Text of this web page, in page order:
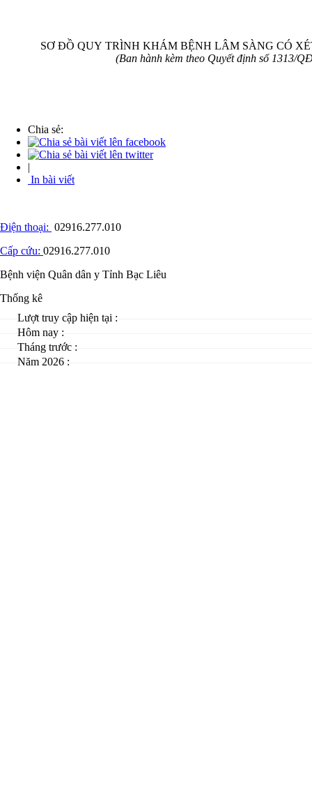
SƠ ĐỒ QUY TRÌNH KHÁM BỆNH LÂM SÀNG CÓ
(Ban hành kèm theo Quyết định số 1313/
Chia sẻ:
|
In bài viết
Điện thoại: 02916.277.010
Cấp cứu: 02916.277.010
Bệnh viện Quân dân y Tỉnh Bạc Liêu
Thống kê
Lượt truy cập hiện tại :
Hôm nay :
Tháng trước :
Năm 2026 :